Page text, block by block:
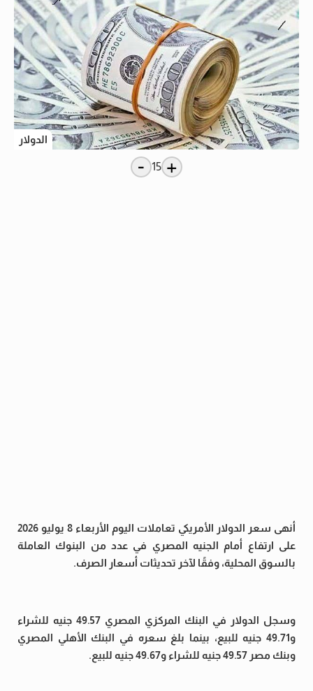
الدولار
+
15
-
أنهى سعر الدولار الأمريكي تعاملات اليوم الأربعاء 8 يوليو 2026
على ارتفاع أمام الجنيه المصري في عدد من البنوك العاملة
بالسوق المحلية، وفقًا لآخر تحديثات أسعار الصرف.
وسجل الدولار في البنك المركزي المصري 49.57 جنيه للشراء
و49.71 جنيه للبيع، بينما بلغ سعره في البنك الأهلي المصري
وبنك مصر 49.57 جنيه للشراء و49.67 جنيه للبيع.